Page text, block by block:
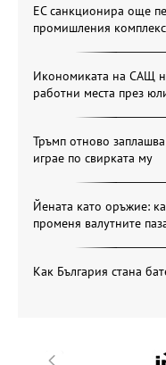
ЕС санкционира още
промишления комплекс
Икономиката на САЩ
работни места през
Тръмп отново
играе по свирката му
Йената като оръжие:
променя валутните
Как България стана